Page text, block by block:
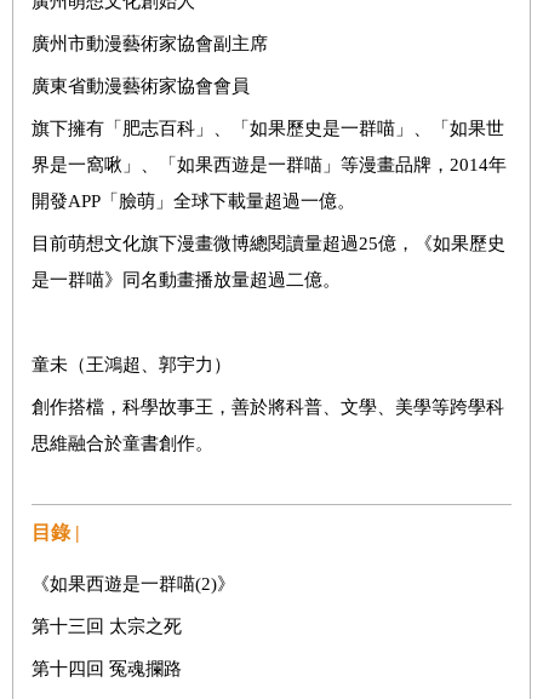
廣州市動漫藝術家協會副主席
廣東省動漫藝術家協會會員
旗下擁有「肥志百科」、「如果歷史是一群喵」、「如果世
界是一窩啾」、「如果西遊是一群喵」等漫畫品牌，2014年
開發APP「臉萌」全球下載量超過一億。
目前萌想文化旗下漫畫微博總閱讀量超過25億，《如果歷史
是一群喵》同名動畫播放量超過二億。
童未（王鴻超、郭宇力）
創作搭檔，科學故事王，善於將科普、文學、美學等跨學科
思維融合於童書創作。
目錄 |
《如果西遊是一群喵(2)》
第十三回 太宗之死
第十四回 冤魂攔路